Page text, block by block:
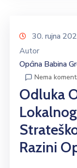
30. rujna
Autor
Općina Babina
Nema
Odluka
Razini